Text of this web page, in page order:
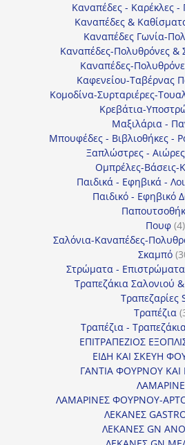
Καναπέδες - Καρέκλες -
Καναπέδες &
Καναπέδες Γωνία-
Καναπέδες-Πολυθρόνες &
Καναπέδες-
Καφενείου-Ταβέρνας
Κομοδίνα-Συρταριέρες-
Κρεβάτια-
Μαξιλάρια -
Μπουφέδες - Βιβλιοθήκες -
Ξαπλώστρες -
Ομπρέλες-Βάσεις-
Παιδικά - Εφηβικά -
Παιδικό - Εφηβικό
Πουφ 44
Σαλόνια-Καναπέδες-
Σκαμπό
Στρώματα -
Τραπεζάκια Σαλονιού
Τραπεζαρίες
Τραπέζια
Τραπέζια -
ΕΠΙΤΡΑΠΕΖΙΟΣ
ΕΙΔΗ ΚΑΙ ΣΚΕΥΗ
ΓΑΝΤΙΑ ΦΟΥΡΝΟΥ ΚΑΙ
ΛΑΜΑΡΙΝΕΣ ΦΟΥΡΝΟΥ-
ΛΕΚΑΝΕΣ
ΛΕΚΑΝΕΣ GN